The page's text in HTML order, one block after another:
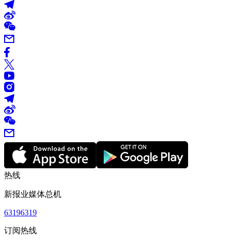
热线
新报业媒体总机
63196319
订阅热线